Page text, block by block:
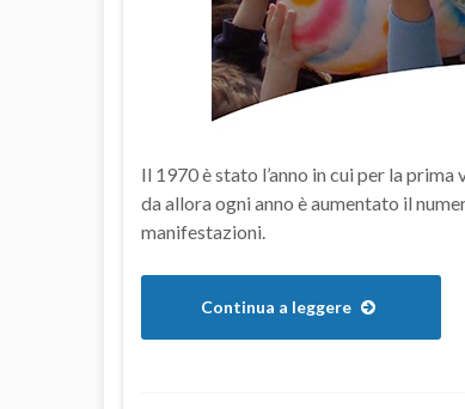
Il 1970 è stato l’anno in cui per la
da allora ogni anno è aumentato il
manifestazioni.
Continua a leggere